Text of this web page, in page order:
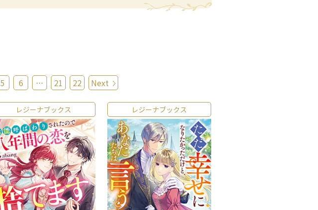
5 6 … 21 22 Next
レジーナブックス レジーナブックス